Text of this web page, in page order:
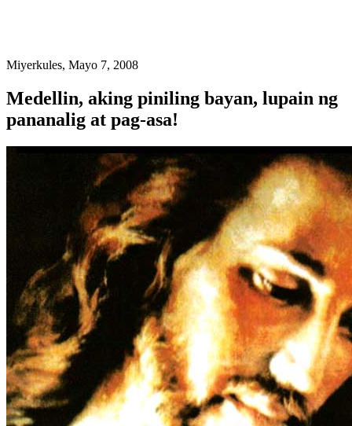
Miyerkules, Mayo 7, 2008
Medellin, aking piniling bayan, lupain ng
pananalig at pag-asa!